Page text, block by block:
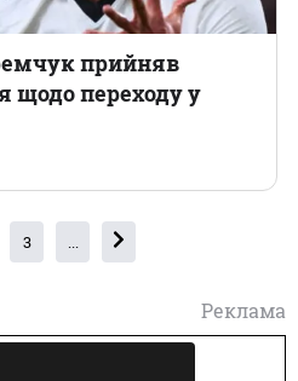
прийняв
щодо переходу у
3 ...
Реклама